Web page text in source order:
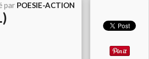
par POESIE-ACTION